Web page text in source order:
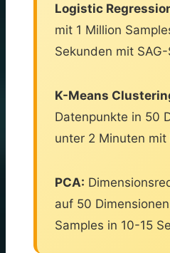
Logistic
mit 1 Million
Sekunden mit
K-Means
Datenpunkte in 50
unter 2 Minuten
PCA:
auf 50
Samples in 10-15